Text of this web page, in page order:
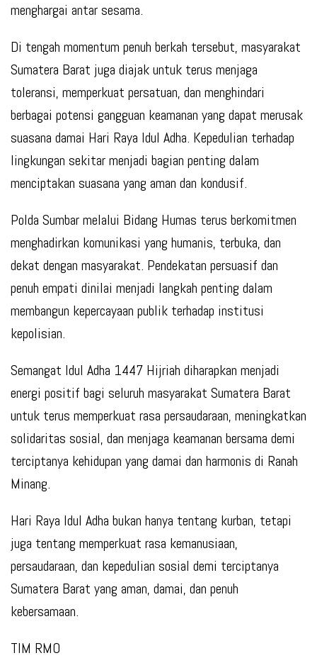
menghargai antar sesama.
Di tengah momentum penuh berkah tersebut, masyarakat
Sumatera Barat juga diajak untuk terus menjaga
toleransi, memperkuat persatuan, dan menghindari
berbagai potensi gangguan keamanan yang dapat merusak
suasana damai Hari Raya Idul Adha. Kepedulian terhadap
lingkungan sekitar menjadi bagian penting dalam
menciptakan suasana yang aman dan kondusif.
Polda Sumbar melalui Bidang Humas terus berkomitmen
menghadirkan komunikasi yang humanis, terbuka, dan
dekat dengan masyarakat. Pendekatan persuasif dan
penuh empati dinilai menjadi langkah penting dalam
membangun kepercayaan publik terhadap institusi
kepolisian.
Semangat Idul Adha 1447 Hijriah diharapkan menjadi
energi positif bagi seluruh masyarakat Sumatera Barat
untuk terus memperkuat rasa persaudaraan, meningkatkan
solidaritas sosial, dan menjaga keamanan bersama demi
terciptanya kehidupan yang damai dan harmonis di Ranah
Minang.
Hari Raya Idul Adha bukan hanya tentang kurban, tetapi
juga tentang memperkuat rasa kemanusiaan,
persaudaraan, dan kepedulian sosial demi terciptanya
Sumatera Barat yang aman, damai, dan penuh
kebersamaan.
TIM RMO